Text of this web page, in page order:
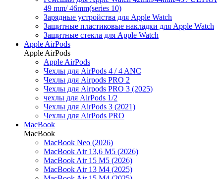
49 mm/ 46mm(series 10)
Зарядные устройства для Apple Watch
Защитные пластиковые накладки для Apple Watch
Защитные стекла для Apple Watch
Apple AirPods
Apple AirPods
Apple AirPods
Чехлы для AirPods 4 / 4 ANC
Чехлы для Airpods PRO 2
Чехлы для Airpods PRO 3 (2025)
чехлы для AirPods 1/2
Чехлы для AirPods 3 (2021)
Чехлы для AirPods PRO
MacBook
MacBook
MacBook Neo (2026)
MacBook Air 13,6 M5 (2026)
MacBook Air 15 M5 (2026)
MacBook Air 13 M4 (2025)